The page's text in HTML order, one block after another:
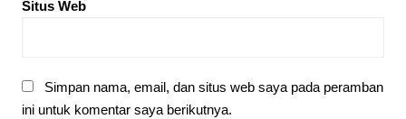
Situs Web
Simpan nama, email, dan situs web saya pada peramban
ini untuk komentar saya berikutnya.